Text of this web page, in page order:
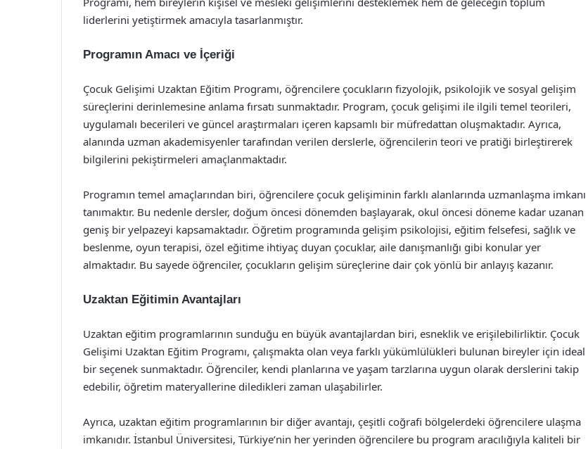
liderlerini yetiştirmek amacıyla tasarlanmıştır.
Programın Amacı ve İçeriği
Çocuk Gelişimi Uzaktan Eğitim Programı, öğrencilere çocukların fizyolojik, psikolojik ve sosyal gelişim
süreçlerini derinlemesine anlama fırsatı sunmaktadır. Program, çocuk gelişimi ile ilgili temel teorileri,
uygulamalı becerileri ve güncel araştırmaları içeren kapsamlı bir müfredattan oluşmaktadır. Ayrıca,
alanında uzman akademisyenler tarafından verilen derslerle, öğrencilerin teori ve pratiği birleştirerek
bilgilerini pekiştirmeleri amaçlanmaktadır.
Programın temel amaçlarından biri, öğrencilere çocuk gelişiminin farklı alanlarında uzmanlaşma imkanı
tanımaktır. Bu nedenle dersler, doğum öncesi dönemden başlayarak, okul öncesi döneme kadar uzanan
geniş bir yelpazeyi kapsamaktadır. Öğretim programında gelişim psikolojisi, eğitim felsefesi, sağlık ve
beslenme, oyun terapisi, özel eğitime ihtiyaç duyan çocuklar, aile danışmanlığı gibi konular yer
almaktadır. Bu sayede öğrenciler, çocukların gelişim süreçlerine dair çok yönlü bir anlayış kazanır.
Uzaktan Eğitimin Avantajları
Uzaktan eğitim programlarının sunduğu en büyük avantajlardan biri, esneklik ve erişilebilirliktir. Çocuk
Gelişimi Uzaktan Eğitim Programı, çalışmakta olan veya farklı yükümlülükleri bulunan bireyler için ideal
bir seçenek sunmaktadır. Öğrenciler, kendi planlarına ve yaşam tarzlarına uygun olarak derslerini takip
edebilir, öğretim materyallerine diledikleri zaman ulaşabilirler.
Ayrıca, uzaktan eğitim programlarının bir diğer avantajı, çeşitli coğrafi bölgelerdeki öğrencilere ulaşma
imkanıdır. İstanbul Üniversitesi, Türkiye’nin her yerinden öğrencilere bu program aracılığıyla kaliteli bir